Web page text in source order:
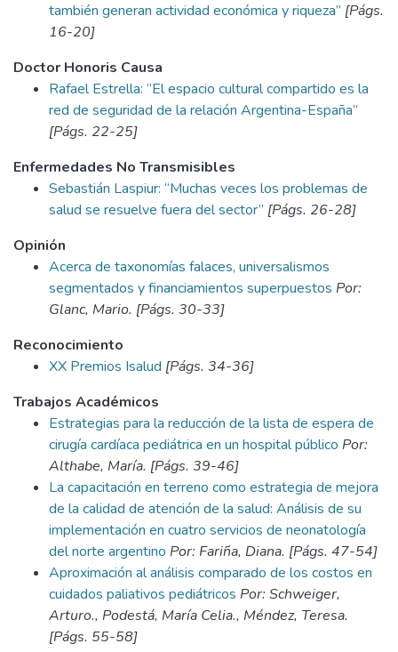
también generan actividad económica y riqueza” [Págs.
16-20]
Doctor Honoris Causa
Rafael Estrella: “El espacio cultural compartido es la
red de seguridad de la relación Argentina-España”
[Págs. 22-25]
Enfermedades No Transmisibles
Sebastián Laspiur: “Muchas veces los problemas de
salud se resuelve fuera del sector” [Págs. 26-28]
Opinión
Acerca de taxonomías falaces, universalismos
segmentados y financiamientos superpuestos Por:
Glanc, Mario. [Págs. 30-33]
Reconocimiento
XX Premios Isalud [Págs. 34-36]
Trabajos Académicos
Estrategias para la reducción de la lista de espera de
cirugía cardíaca pediátrica en un hospital público Por:
Althabe, María. [Págs. 39-46]
La capacitación en terreno como estrategia de mejora
de la calidad de atención de la salud: Análisis de su
implementación en cuatro servicios de neonatología
del norte argentino Por: Fariña, Diana. [Págs. 47-54]
Aproximación al análisis comparado de los costos en
cuidados paliativos pediátricos Por: Schweiger,
Arturo., Podestá, María Celia., Méndez, Teresa.
[Págs. 55-58]